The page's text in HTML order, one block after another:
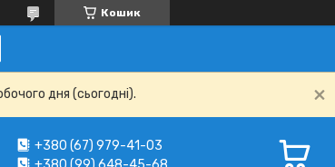
Кошик
дня (сьогодні).
+380 (67) 979-41-03